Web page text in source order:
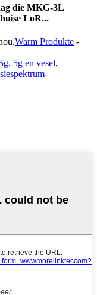
die MKG-3L
LoR...
Warm Produkte -
, 5g en vesel,